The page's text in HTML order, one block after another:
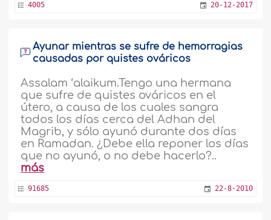
4005 20-12-2017
Ayunar mientras se sufre de hemorragias
causadas por quistes ováricos
Assalam ‘alaikum.Tengo una hermana
que sufre de quistes ováricos en el
útero, a causa de los cuales sangra
todos los días cerca del Adhan del
Magrib, y sólo ayunó durante dos días
en Ramadan. ¿Debe ella reponer los días
que no ayunó, o no debe hacerlo?..
más
91685 22-8-2010